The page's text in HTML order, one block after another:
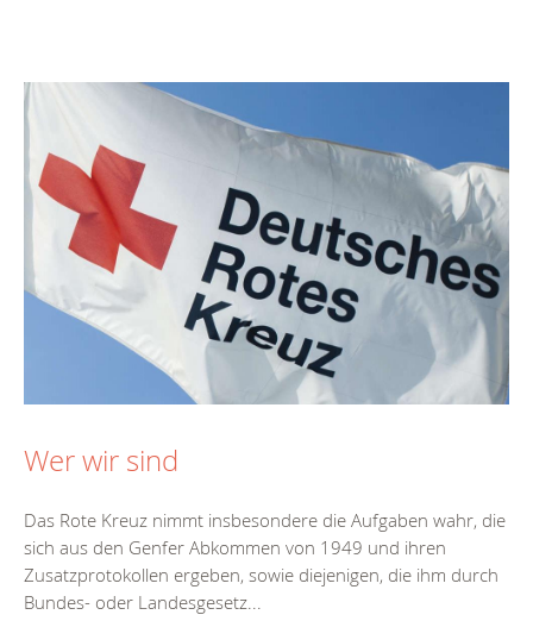
Wer wir sind
Das Rote Kreuz nimmt insbesondere die Aufgaben wahr, die
sich aus den Genfer Abkommen von 1949 und ihren
Zusatzprotokollen ergeben, sowie diejenigen, die ihm durch
Bundes- oder Landesgesetz...